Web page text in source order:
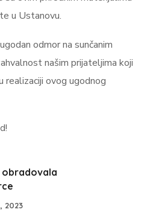
u Ustanovu.
odmor na sunčanim
našim prijateljima koji
realizaciji ovog ugodnog
obradovala
2023